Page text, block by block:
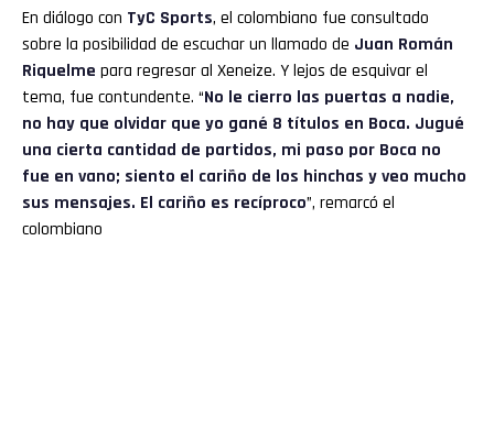
En diálogo con TyC Sports, el colombiano fue consultado
sobre la posibilidad de escuchar un llamado de Juan Román
Riquelme para regresar al Xeneize. Y lejos de esquivar el
tema, fue contundente. “No le cierro las puertas a nadie,
no hay que olvidar que yo gané 8 títulos en Boca. Jugué
una cierta cantidad de partidos, mi paso por Boca no
fue en vano; siento el cariño de los hinchas y veo mucho
sus mensajes. El cariño es recíproco”, remarcó el
colombiano